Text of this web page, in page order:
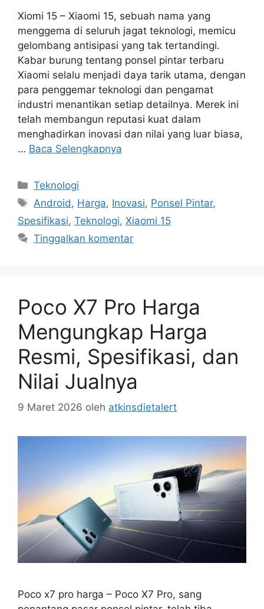
Xiomi 15 – Xiaomi 15, sebuah nama yang
menggema di seluruh jagat teknologi, memicu
gelombang antisipasi yang tak tertandingi.
Kabar burung tentang ponsel pintar terbaru
Xiaomi selalu menjadi daya tarik utama, dengan
para penggemar teknologi dan pengamat
industri menantikan setiap detailnya. Merek ini
telah membangun reputasi kuat dalam
menghadirkan inovasi dan nilai yang luar biasa,
… Baca Selengkapnya
Kategori
Teknologi
Tag
Android , Harga, Inovasi, Ponsel Pintar,
Spesifikasi, Teknologi, Xiaomi 15
Tinggalkan komentar
Poco X7 Pro Harga
Mengungkap Harga
Resmi, Spesifikasi, dan
Nilai Jualnya
9 Maret 2026 oleh atkinsdietalert
Poco x7 pro harga – Poco X7 Pro, sang